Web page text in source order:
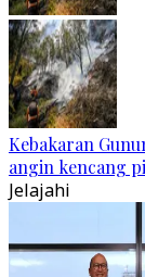
Kebakaran
angin kencang
Jelajahi